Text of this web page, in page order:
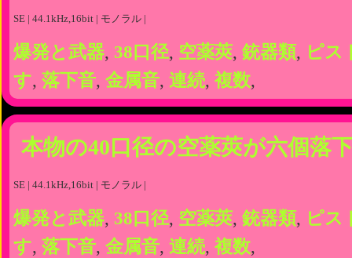
SE | 44.1kHz,16bit | モノラル |
爆発と武器, 38口径, 空薬莢, 銃器類, ピス
す, 落下音, 金属音, 連続, 複数,
本物の40口径の空薬莢が六個落
SE | 44.1kHz,16bit | モノラル |
爆発と武器, 38口径, 空薬莢, 銃器類, ピス
す, 落下音, 金属音, 連続, 複数,